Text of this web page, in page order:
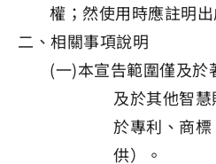
權；然使用時應註明出
二、相關事項說明
(一)本宣告範圍僅及於
及於其他智
於專利、商
供）。